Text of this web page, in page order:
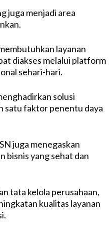
juga menjadi area
layanan
diakses melalui platform
sehari-hari.
solusi
satu faktor penentu daya
juga menegaskan
bisnis yang sehat dan
tata kelola perusahaan,
kualitas layanan